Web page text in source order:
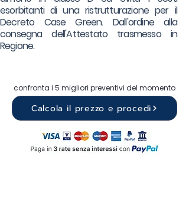
esorbitanti di una ristrutturazione per il
Decreto Case Green. Dall'ordine alla
consegna dell'Attestato trasmesso in
Regione.
confronta i 5 migliori preventivi del momento
Calcola il prezzo e procedi